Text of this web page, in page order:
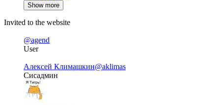
Show more
Invited to the website
@agend
User
Алексей Климашкин@aklimas
Сисадмин